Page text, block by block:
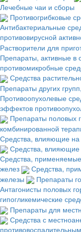
Лечебные чаи и сборы
Противогрибковые
Антибактериальные
противовирусной
Растворители для
Препараты, активные
противомикробные
Средства
Препараты других
Противоопухолевые
эффектов
Препараты половых
комбинированной
Средства, влияющие на
Средства, влияющие
Средства,
желез
Средства,
железы
Препараты
Антагонисты половых
гипогликемические
Препараты для
Средства с